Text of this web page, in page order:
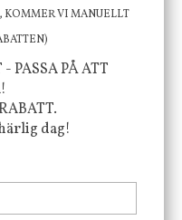
Doctor
Ledljus med timer, 2-pack,
Doctor
kr
INFO KÖP
KOMMER VI MANUELLT
PASSA PÅ ATT
dag!